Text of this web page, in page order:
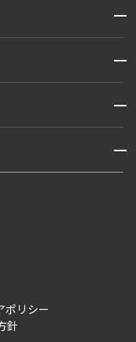
開閉
開閉
開閉
扱い物件入居申込
開閉
ポリシー
針